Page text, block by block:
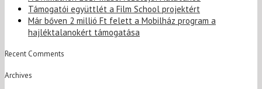
Támogatói együttlét a Film School projektért
Már bőven 2 millió Ft felett a Mobilház program a
hajléktalanokért támogatása
Recent Comments
Archives